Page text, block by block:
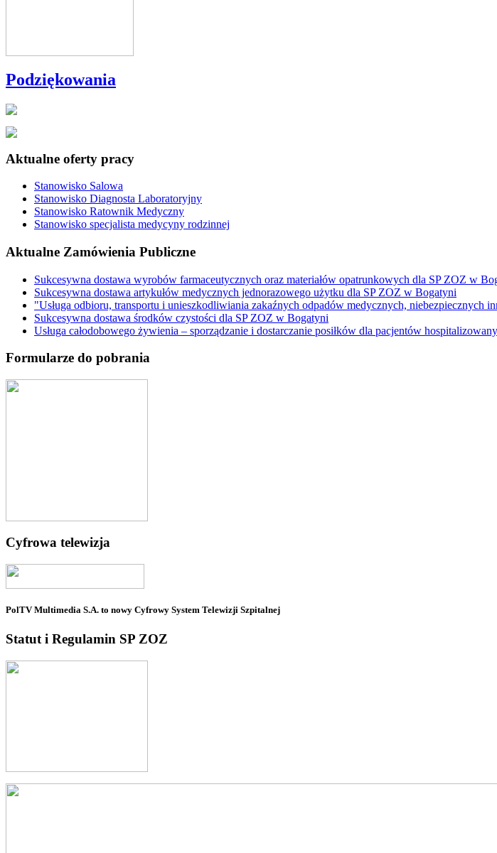
Podziękowania
Aktualne oferty pracy
Stanowisko Salowa
Stanowisko Diagnosta Laboratoryjny
Stanowisko Ratownik Medyczny
Stanowisko specjalista medycyny rodzinnej
Aktualne Zamówienia Publiczne
Sukcesywna dostawa wyrobów farmaceutycznych oraz materiałów opatrunkowych dla SP ZOZ w
Sukcesywna dostawa artykułów medycznych jednorazowego użytku dla SP ZOZ w Bogatyni
"Usługa odbioru, transportu i unieszkodliwiania zakaźnych odpadów medycznych, niebezpiecznych
Sukcesywna dostawa środków czystości dla SP ZOZ w Bogatyni
Usługa całodobowego żywienia – sporządzanie i dostarczanie posiłków dla pacjentów
Formularze do pobrania
Cyfrowa telewizja
PolTV Multimedia S.A. to nowy Cyfrowy System Telewizji Szpitalnej
Statut i Regulamin SP ZOZ